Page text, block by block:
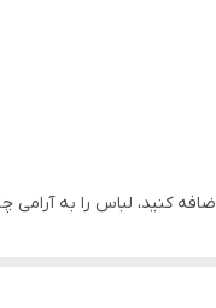
کنید، لباس را به آرامی